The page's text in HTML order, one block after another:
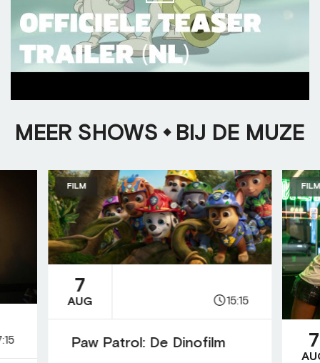
MEER SHOWS BIJ DE MUZE
FILM
7
AUG 15:15
Paw Patrol: De Dinofilm
FILM
7